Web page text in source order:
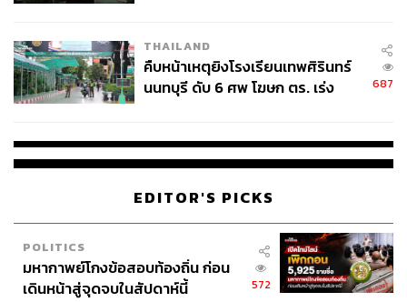
THAILAND
คืบหน้าเหตุยิงโรงเรียนเทพศิรินทร์
นนทบุรี ดับ 6 ศพ โฆษก ตร. เร่ง
687
EDITOR'S PICKS
POLITICS
มหากาพย์โกงข้อสอบท้องถิ่น ก่อน
เดินหน้าสู่จุดจบในสัปดาห์นี้
572